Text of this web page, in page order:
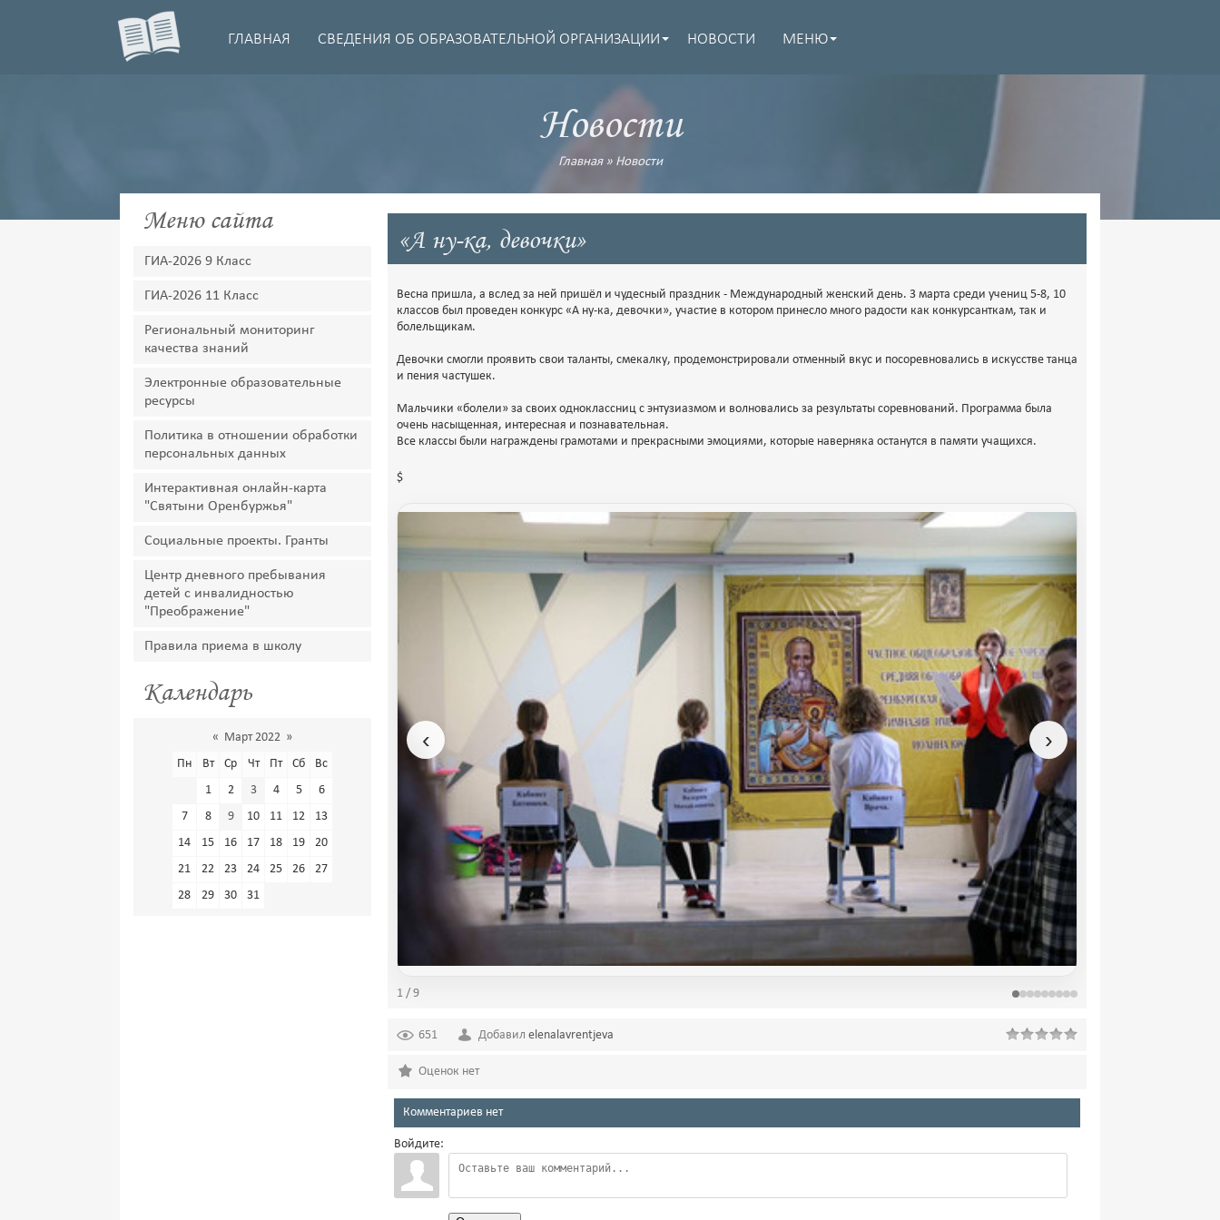
ГЛАВНАЯ СВЕДЕНИЯ ОБ ОБРАЗОВАТЕЛЬНОЙ ОРГАНИЗАЦИИ НОВОСТИ МЕНЮ
Новости
Главная» Новости
Меню сайта
ГИА-2026 9 Класс
ГИА-2026 11 Класс
Региональный мониторинг
качества знаний
Электронные образовательные
ресурсы
Политика в отношении обработки
персональных данных
Интерактивная онлайн-карта
"Святыни Оренбуржья"
Социальные проекты. Гранты
Центр дневного пребывания
детей с инвалидностью
"Преображение"
Правила приема в школу
Календарь
« Март 2022 »
Пн
Вт Ср Чт Пт Сб
Вс
1
2 3 4 5
6
7
8 9 10 11 12
13
14
15 16 17 18 19
20
21
22 23 24 25 26
27
28
29 30 31
«А ну-ка, девочки»
Весна пришла, а вслед за ней пришёл и чудесный праздник - Международный женский день. 3 марта среди учениц 5-8, 10
классов был проведен конкурс «А ну-ка, девочки», участие в котором принесло много радости как конкурсанткам, так и
болельщикам.
Девочки смогли проявить свои таланты, смекалку, продемонстрировали отменный вкус и посоревновались в искусстве танца
и пения частушек.
Мальчики «болели» за своих одноклассниц с энтузиазмом и волновались за результаты соревнований. Программа была
очень насыщенная, интересная и познавательная.
Все классы были награждены грамотами и прекрасными эмоциями, которые наверняка останутся в памяти учащихся.
$
‹ ›
1 / 9
651 Добавил elenalavrentjeva
Оценок нет
Комментариев нет
Войдите: